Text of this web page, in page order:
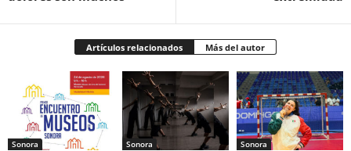
Artículos relacionados Más del autor
Sonora Sonora Sonora